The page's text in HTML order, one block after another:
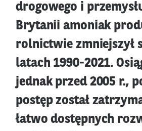
drogowego i
Brytanii amoniak
rolnictwie zmniejszył
latach 1990-2021.
jednak przed 2005 r.,
postęp został
łatwo dostępnych